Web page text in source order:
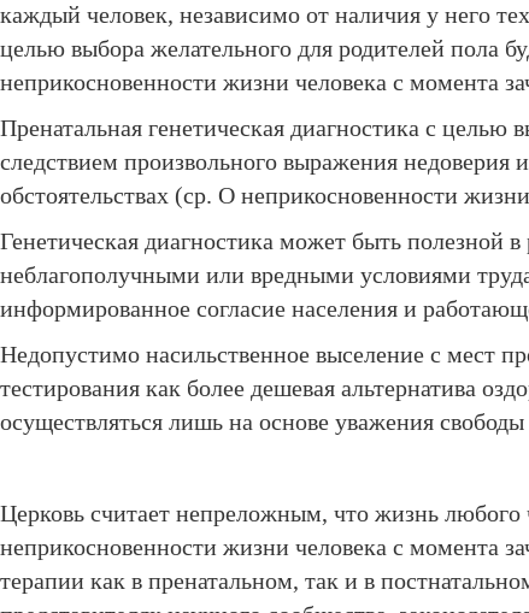
каждый человек, независимо от наличия у него
целью выбора желательного для родителей пола
неприкосновенности жизни человека с момента
Пренатальная генетическая диагностика с
следствием произвольного выражения
обстоятельствах (ср. О неприкосновенности
Генетическая диагностика может быть полезной
неблагополучными или вредными условиями
информированное согласие населения и
Недопустимо насильственное выселение с мест
тестирования как более дешевая альтернатива
осуществляться лишь на основе уважения
Церковь считает непреложным, что жизнь любого
неприкосновенности жизни человека с момента
терапии как в пренатальном, так и в